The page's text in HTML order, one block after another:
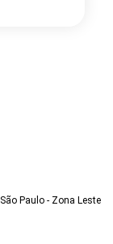
São Paulo - Zona Leste